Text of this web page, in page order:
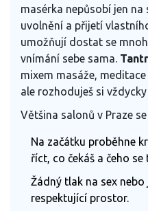
masérka nepůsobí jen na
uvolnění a přijetí
umožňují dostat se
vnímání sebe sama.
mixem masáže,
ale rozhoduješ si
Většina salonů v Praze
Na začátku proběhne
říct, co čekáš a čeho se
Žádný tlak na sex nebo
respektující prostor.